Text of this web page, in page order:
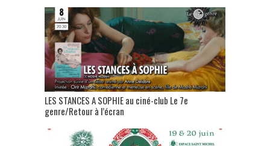
LES STANCES A SOPHIE au ciné-club Le 7e
genre/Retour à l’écran